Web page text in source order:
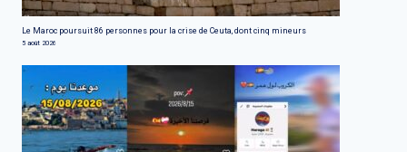
Le Maroc poursuit 86 personnes pour la crise de Ceuta, dont cinq mineurs
5 août 2026